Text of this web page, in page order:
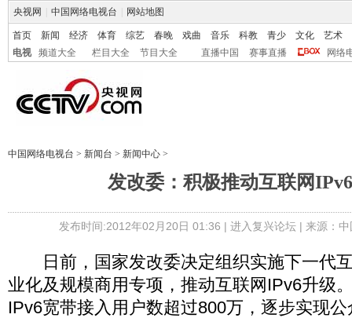
央视网 中国网络电视台 网站地图
首页 新闻 经济 体育 综艺 春晚 戏曲 音乐 科教 青少 文化
艺术
电视
频道大全 栏目大全 节目大全 直播中国 赛事直播 网络
中国网络电视台 > 新闻台 > 新闻中心 >
发改委：积极推动互联网
发布时间:2012年02月20日 01:36 | 进入复兴论坛| 来源：
日前，国家发改委决定组织实施下一代
业化及规模商用专项，推动互联网IPv6升级
IPv6宽带接入用户数超过800万，逐步实现